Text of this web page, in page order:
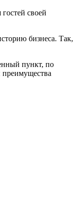
своей
бизнеса. Так,
пункт, по
преимущества